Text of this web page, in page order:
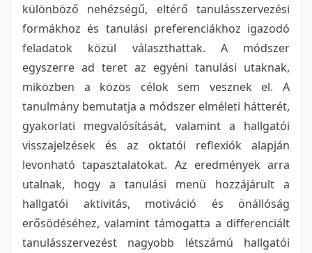
különböző nehézségű, eltérő tanulásszervezési
formákhoz és tanulási preferenciákhoz igazodó
feladatok közül választhattak. A módszer
egyszerre ad teret az egyéni tanulási utaknak,
miközben a közös célok sem vesznek el. A
tanulmány bemutatja a módszer elméleti hátterét,
gyakorlati megvalósítását, valamint a hallgatói
visszajelzések és az oktatói reflexiók alapján
levonható tapasztalatokat. Az eredmények arra
utalnak, hogy a tanulási menü hozzájárult a
hallgatói aktivitás, motiváció és önállóság
erősödéséhez, valamint támogatta a differenciált
tanulásszervezést nagyobb létszámú hallgatói